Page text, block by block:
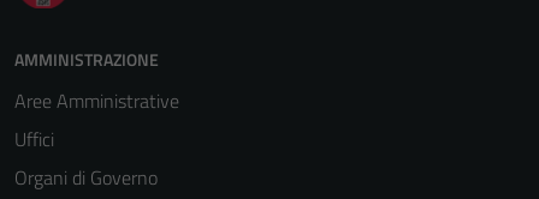
AMMINISTRAZIONE
Aree Amministrative
Uffici
Organi di Governo